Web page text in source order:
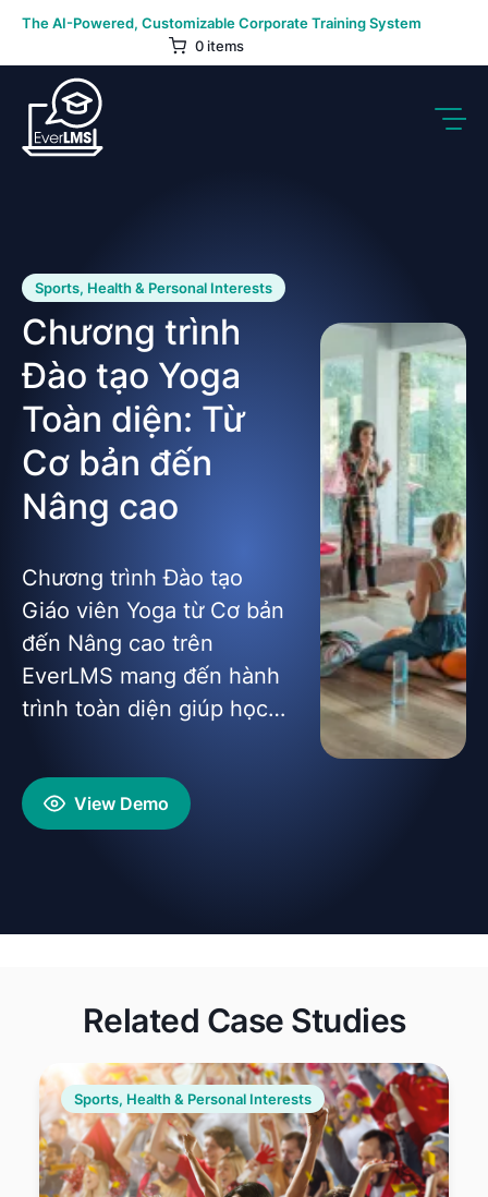
Skip
content
The AI-Powered, Customizable Corporate Training System
0 items
Sports, Health & Personal Interests
Chương trình
Đào tạo Yoga
Toàn diện: Từ
Cơ bản đến
Nâng cao
Chương trình Đào tạo
Giáo viên Yoga từ Cơ bản
đến Nâng cao trên
EverLMS mang đến hành
trình toàn diện giúp học
thuật và phương pháp
giảng dạy Yoga.
View Demo
Related Case Studies
Sports, Health & Personal Interests